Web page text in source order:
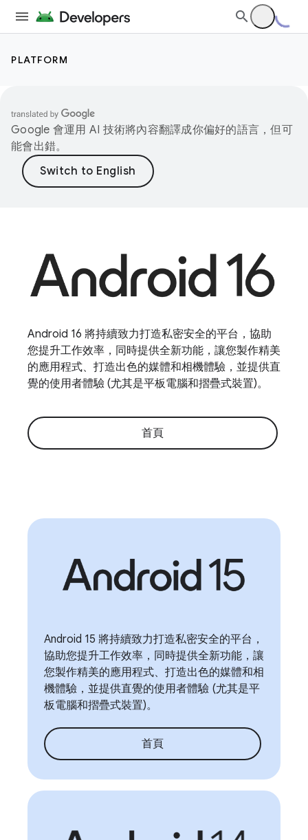
PLATFORM
Google 會運用 AI 技術將內容翻譯成你偏好的語言，但可
能會出錯。
Android 16 將持續致力打造私密安全的平台，協助
您提升工作效率，同時提供全新功能，讓您製作精美
的應用程式、打造出色的媒體和相機體驗，並提供直
覺的使用者體驗 (尤其是平板電腦和摺疊式裝置)。
首頁
Android 15 將持續致力打造私密安全的平台，
協助您提升工作效率，同時提供全新功能，讓
您製作精美的應用程式、打造出色的媒體和相
機體驗，並提供直覺的使用者體驗 (尤其是平
板電腦和摺疊式裝置)。
首頁